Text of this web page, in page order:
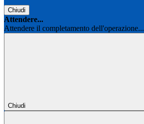
Chiudi
Attendere...
Attendere il completamento dell'operazione...
Chiudi